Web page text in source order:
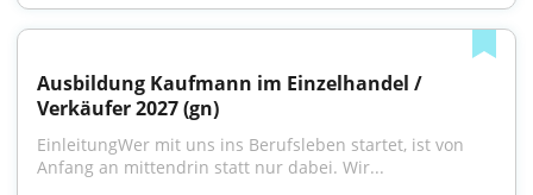
Ausbildung Kaufmann im Einzelhandel /
Verkäufer 2027 (gn)
EinleitungWer mit uns ins Berufsleben startet, ist von
Anfang an mittendrin statt nur dabei. Wir...